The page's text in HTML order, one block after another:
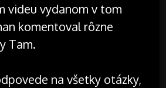
videu vydanom v tom
komentoval rôzne
Tam.
na všetky otázky,